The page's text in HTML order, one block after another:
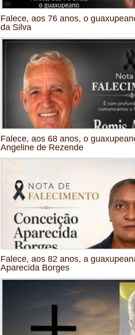
Falece, aos 76 anos, o
da Silva
Falece, aos 68 anos, o
Angeline de Rezende
Falece, aos 82 anos, a
Aparecida Borges